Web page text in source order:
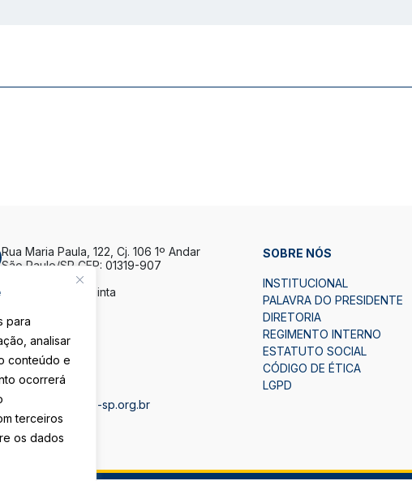
para
analisar
conteúdo e
ocorrerá
terceiros
os dados
Rua Maria Paula, 122, Cj. 106 1º Andar
São Paulo/SP CEP: 01319-907
De Segunda a Quinta
Sexta-Feira
Das 08h às 17h.
(11) 3105-4112
secretaria@ibape-sp.org.br
SOBRE NÓS
INSTITUCIONAL
PALAVRA DO PRESIDENTE
DIRETORIA
REGIMENTO INTERNO
ESTATUTO SOCIAL
CÓDIGO DE ÉTICA
LGPD